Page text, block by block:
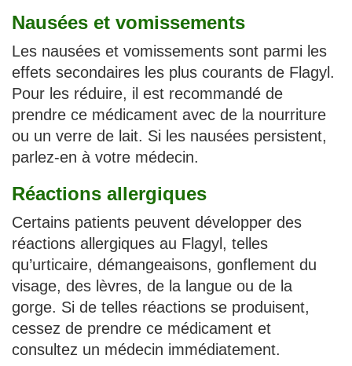
Nausées et vomissements
Les nausées et vomissements sont parmi les
effets secondaires les plus courants de Flagyl.
Pour les réduire, il est recommandé de
prendre ce médicament avec de la nourriture
ou un verre de lait. Si les nausées persistent,
parlez-en à votre médecin.
Réactions allergiques
Certains patients peuvent développer des
réactions allergiques au Flagyl, telles
qu’urticaire, démangeaisons, gonflement du
visage, des lèvres, de la langue ou de la
gorge. Si de telles réactions se produisent,
cessez de prendre ce médicament et
consultez un médecin immédiatement.